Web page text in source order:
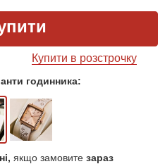
Купити в розстрочку
годинника:
якщо замовите зараз